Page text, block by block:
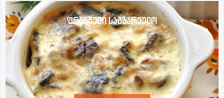
ფრანგული სამზარეულო